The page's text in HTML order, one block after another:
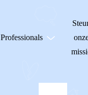
Professionals